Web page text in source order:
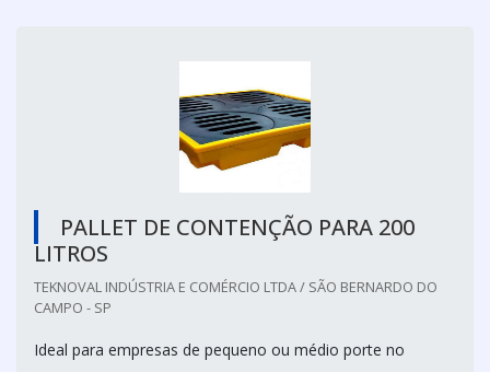
PALLET DE CONTENÇÃO PARA 200
LITROS
TEKNOVAL INDÚSTRIA E COMÉRCIO LTDA / SÃO BERNARDO DO
CAMPO - SP
Ideal para empresas de pequeno ou médio porte no